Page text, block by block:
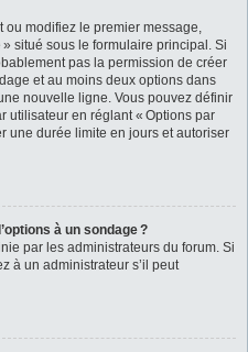
modifiez le premier message,
situé sous le formulaire principal. Si
pas la permission de créer
et au moins deux options dans
nouvelle ligne. Vous pouvez définir
utilisateur en réglant « Options par
une durée limite en jours et autoriser
à un sondage ?
par les administrateurs du forum. Si
à un administrateur s’il peut